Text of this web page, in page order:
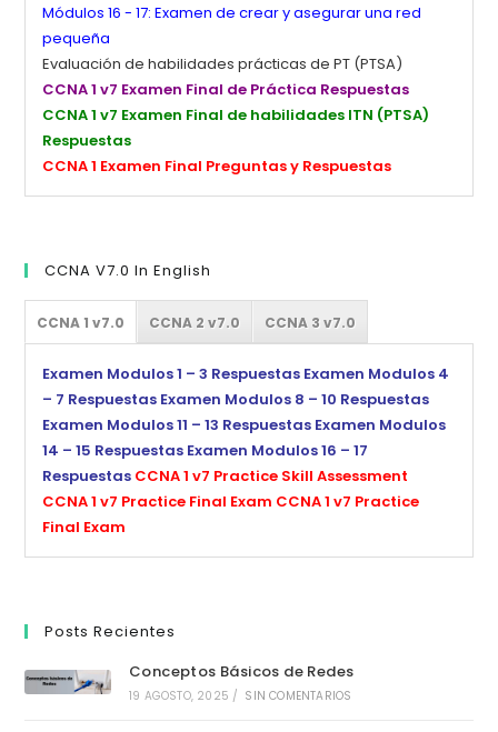
Módulos 16 - 17: Examen de crear y asegurar una red
pequeña
Evaluación de habilidades prácticas de PT (PTSA)
CCNA 1 v7 Examen Final de Práctica Respuestas
CCNA 1 v7 Examen Final de habilidades ITN (PTSA)
Respuestas
CCNA 1 Examen Final Preguntas y Respuestas
CCNA V7.0 In English
CCNA 1 v7.0 CCNA 2 v7.0 CCNA 3 v7.0
Examen Modulos 1 – 3 Respuestas Examen Modulos 4
– 7 Respuestas Examen Modulos 8 – 10 Respuestas
Examen Modulos 11 – 13 Respuestas Examen Modulos
14 – 15 Respuestas Examen Modulos 16 – 17
Respuestas CCNA 1 v7 Practice Skill Assessment
CCNA 1 v7 Practice Final Exam CCNA 1 v7 Practice
Final Exam
Posts Recientes
Conceptos Básicos de Redes
19 AGOSTO, 2025 / SIN COMENTARIOS